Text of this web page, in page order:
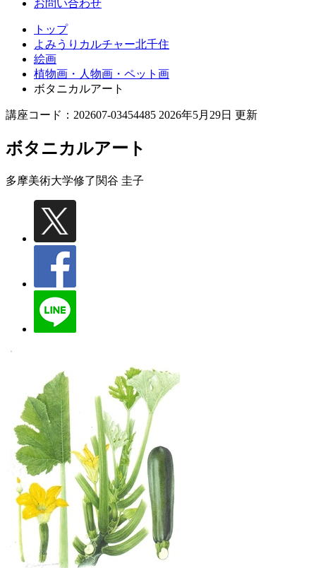
お問い合わせ
トップ
よみうりカルチャー北千住
絵画
植物画・人物画・ペット画
ボタニカルアート
講座コード：202607-03454485 2026年5月29日 更新
ボタニカルアート
多摩美術大学修了関谷 圭子